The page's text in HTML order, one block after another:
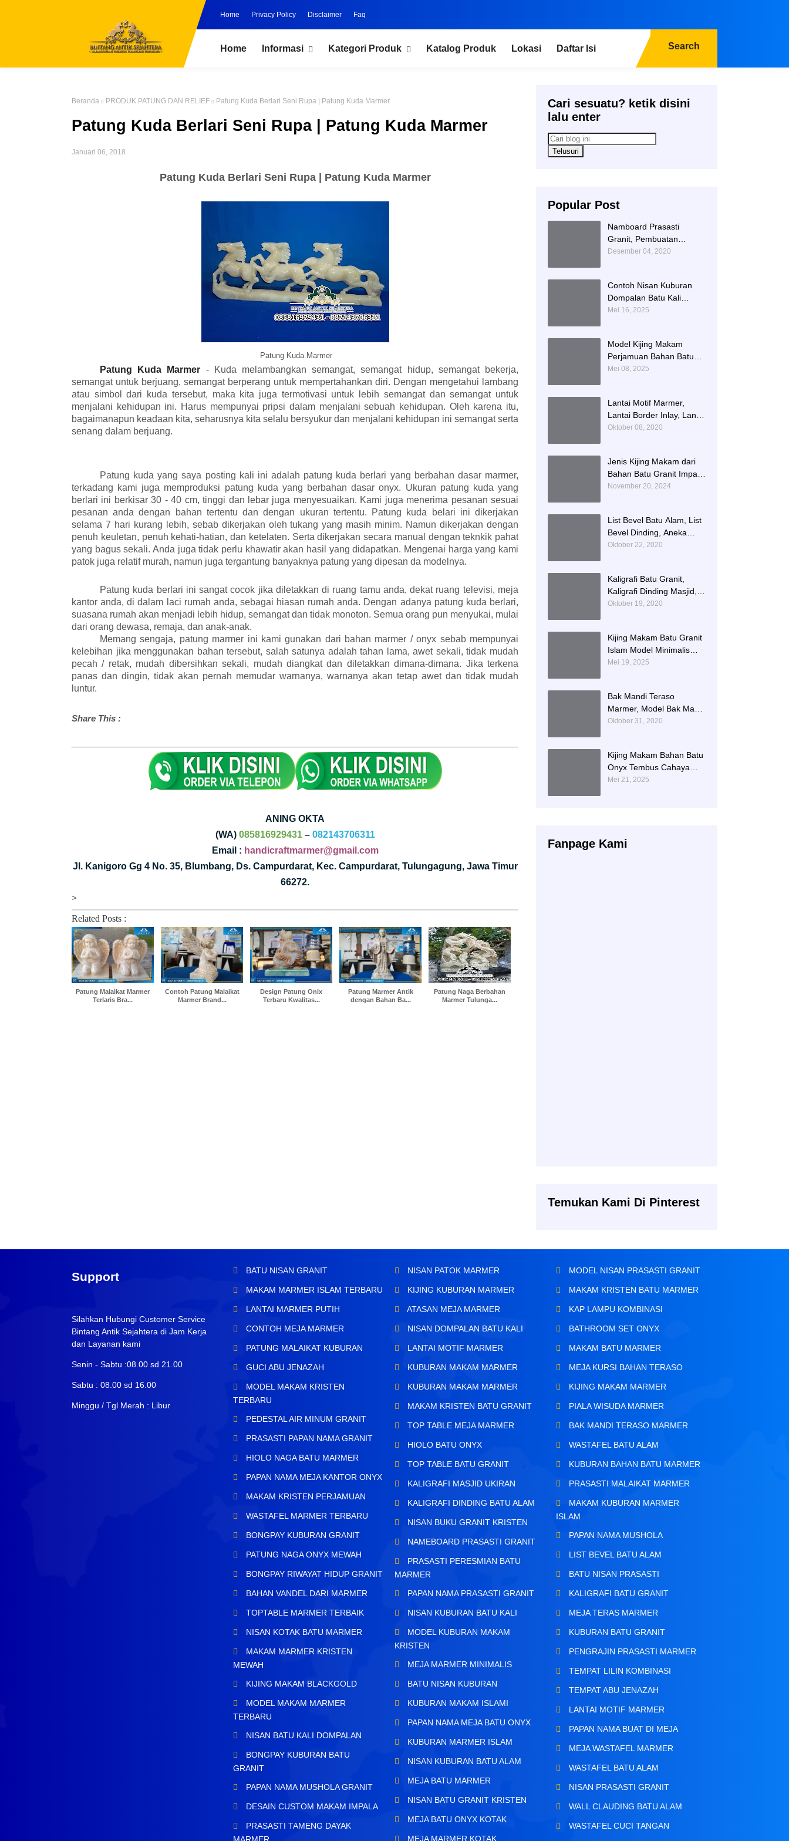
Home Privacy Policy Disclaimer Faq
Home Informasi Kategori Produk Katalog Produk Lokasi Daftar Isi Search
Beranda PRODUK PATUNG DAN RELIEF Patung Kuda Berlari Seni Rupa | Patung Kuda Marmer
Patung Kuda Berlari Seni Rupa | Patung Kuda Marmer
Januari 06, 2018
Patung Kuda Berlari Seni Rupa | Patung Kuda Marmer
Patung Kuda Marmer
Patung Kuda Marmer - Kuda melambangkan semangat, semangat hidup, semangat bekerja,
semangat untuk berjuang, semangat berperang untuk mempertahankan diri. Dengan mengetahui lambang
atau simbol dari kuda tersebut, maka kita juga termotivasi untuk lebih semangat dan semangat untuk
menjalani kehidupan ini. Harus mempunyai pripsi dalam menjalani sebuah kehidupan. Oleh karena itu,
bagaimanapun keadaan kita, seharusnya kita selalu bersyukur dan menjalani kehidupan ini semangat serta
senang dalam berjuang.
Patung kuda yang saya posting kali ini adalah patung kuda berlari yang berbahan dasar marmer,
terkadang kami juga memproduksi patung kuda yang berbahan dasar onyx. Ukuran patung kuda yang
berlari ini berkisar 30 - 40 cm, tinggi dan lebar juga menyesuaikan. Kami juga menerima pesanan sesuai
pesanan anda dengan bahan tertentu dan dengan ukuran tertentu. Patung kuda belari ini dikerjakan
selama 7 hari kurang lebih, sebab dikerjakan oleh tukang yang masih minim. Namun dikerjakan dengan
penuh keuletan, penuh kehati-hatian, dan ketelaten. Serta dikerjakan secara manual dengan teknkik pahat
yang bagus sekali. Anda juga tidak perlu khawatir akan hasil yang didapatkan. Mengenai harga yang kami
patok juga relatif murah, namun juga tergantung banyaknya patung yang dipesan da modelnya.
Patung kuda berlari ini sangat cocok jika diletakkan di ruang tamu anda, dekat ruang televisi, meja
kantor anda, di dalam laci rumah anda, sebagai hiasan rumah anda. Dengan adanya patung kuda berlari,
suasana rumah akan menjadi lebih hidup, semangat dan tidak monoton. Semua orang pun menyukai, mulai
dari orang dewasa, remaja, dan anak-anak.
Memang sengaja, patung marmer ini kami gunakan dari bahan marmer / onyx sebab mempunyai
kelebihan jika menggunakan bahan tersebut, salah satunya adalah tahan lama, awet sekali, tidak mudah
pecah / retak, mudah dibersihkan sekali, mudah diangkat dan diletakkan dimana-dimana. Jika terkena
panas dan dingin, tidak akan pernah memudar warnanya, warnanya akan tetap awet dan tidak mudah
luntur.
Share This :
ANING OKTA
(WA) 085816929431– 082143706311
Email : handicraftmarmer@gmail.com
Jl. Kanigoro Gg 4 No. 35, Blumbang, Ds. Campurdarat, Kec. Campurdarat, Tulungagung, Jawa Timur
66272.
>
Related Posts :
Patung Malaikat Marmer
Terlaris Bra...
Contoh Patung Malaikat
Marmer Brand...
Design Patung Onix
Terbaru Kwalitas...
Patung Marmer Antik
dengan Bahan Ba...
Patung Naga Berbahan
Marmer Tulunga...
Cari sesuatu? ketik disini
lalu enter
Popular Post
Namboard Prasasti
Granit, Pembuatan
Prasasti Namboard,
Desember 04, 2020
Contoh Nisan Kuburan
Dompalan Batu Kali
Termurah
Mei 16, 2025
Model Kijing Makam
Perjamuan Bahan Batu
Granit Hitam Mengkilat
Mei 08, 2025
Lantai Motif Marmer,
Lantai Border Inlay, Lantai
Rumah Motif Marmer
Oktober 08, 2020
Jenis Kijing Makam dari
Bahan Batu Granit Impala
Terbaru Brand Bintang
November 20, 2024
List Bevel Batu Alam, List
Bevel Dinding, Aneka
Motif List Bevel Batu Alam
Oktober 22, 2020
Kaligrafi Batu Granit,
Kaligrafi Dinding Masjid,
Prasasti Kaligrafi Batu
Oktober 19, 2020
Kijing Makam Batu Granit
Islam Model Minimalis
Terlaris Brand Bintang
Mei 19, 2025
Bak Mandi Teraso
Marmer, Model Bak Mandi
Kotak, Bak Mandi Teraso
Oktober 31, 2020
Kijing Makam Bahan Batu
Onyx Tembus Cahaya
Model 2 Tingkat Nisan
Mei 21, 2025
Fanpage Kami
Temukan Kami Di Pinterest
Support
Silahkan Hubungi Customer Service
Bintang Antik Sejahtera di Jam Kerja
dan Layanan kami
Senin - Sabtu :08.00 sd 21.00
Sabtu : 08.00 sd 16.00
Minggu / Tgl Merah : Libur
BATU NISAN GRANIT
MAKAM MARMER ISLAM TERBARU
LANTAI MARMER PUTIH
CONTOH MEJA MARMER
PATUNG MALAIKAT KUBURAN
GUCI ABU JENAZAH
MODEL MAKAM KRISTEN
TERBARU
PEDESTAL AIR MINUM GRANIT
PRASASTI PAPAN NAMA GRANIT
HIOLO NAGA BATU MARMER
PAPAN NAMA MEJA KANTOR ONYX
MAKAM KRISTEN PERJAMUAN
WASTAFEL MARMER TERBARU
BONGPAY KUBURAN GRANIT
PATUNG NAGA ONYX MEWAH
BONGPAY RIWAYAT HIDUP GRANIT
BAHAN VANDEL DARI MARMER
TOPTABLE MARMER TERBAIK
NISAN KOTAK BATU MARMER
MAKAM MARMER KRISTEN
MEWAH
KIJING MAKAM BLACKGOLD
MODEL MAKAM MARMER
TERBARU
NISAN BATU KALI DOMPALAN
BONGPAY KUBURAN BATU
GRANIT
PAPAN NAMA MUSHOLA GRANIT
DESAIN CUSTOM MAKAM IMPALA
PRASASTI TAMENG DAYAK
NISAN PATOK MARMER
KIJING KUBURAN MARMER
ATASAN MEJA MARMER
NISAN DOMPALAN BATU KALI
LANTAI MOTIF MARMER
KUBURAN MAKAM MARMER
KUBURAN MAKAM MARMER
MAKAM KRISTEN BATU GRANIT
TOP TABLE MEJA MARMER
HIOLO BATU ONYX
TOP TABLE BATU GRANIT
KALIGRAFI MASJID UKIRAN
KALIGRAFI DINDING BATU ALAM
NISAN BUKU GRANIT KRISTEN
NAMEBOARD PRASASTI GRANIT
PRASASTI PERESMIAN BATU
MARMER
PAPAN NAMA PRASASTI GRANIT
NISAN KUBURAN BATU KALI
MODEL KUBURAN MAKAM
KRISTEN
MEJA MARMER MINIMALIS
BATU NISAN KUBURAN
KUBURAN MAKAM ISLAMI
PAPAN NAMA MEJA BATU ONYX
KUBURAN MARMER ISLAM
NISAN KUBURAN BATU ALAM
MEJA BATU MARMER
NISAN BATU GRANIT KRISTEN
MEJA BATU ONYX KOTAK
MEJA MARMER KOTAK
MODEL NISAN PRASASTI GRANIT
MAKAM KRISTEN BATU MARMER
KAP LAMPU KOMBINASI
BATHROOM SET ONYX
MAKAM BATU MARMER
MEJA KURSI BAHAN TERASO
KIJING MAKAM MARMER
PIALA WISUDA MARMER
BAK MANDI TERASO MARMER
WASTAFEL BATU ALAM
KUBURAN BAHAN BATU MARMER
PRASASTI MALAIKAT MARMER
MAKAM KUBURAN MARMER
ISLAM
PAPAN NAMA MUSHOLA
LIST BEVEL BATU ALAM
BATU NISAN PRASASTI
KALIGRAFI BATU GRANIT
MEJA TERAS MARMER
KUBURAN BATU GRANIT
PENGRAJIN PRASASTI MARMER
TEMPAT LILIN KOMBINASI
TEMPAT ABU JENAZAH
LANTAI MOTIF MARMER
PAPAN NAMA BUAT DI MEJA
MEJA WASTAFEL MARMER
WASTAFEL BATU ALAM
NISAN PRASASTI GRANIT
WALL CLAUDING BATU ALAM
WASTAFEL CUCI TANGAN